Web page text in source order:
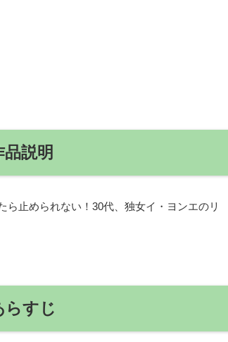
説明
止められない！30代、独女イ・ヨンエのリ
らすじ